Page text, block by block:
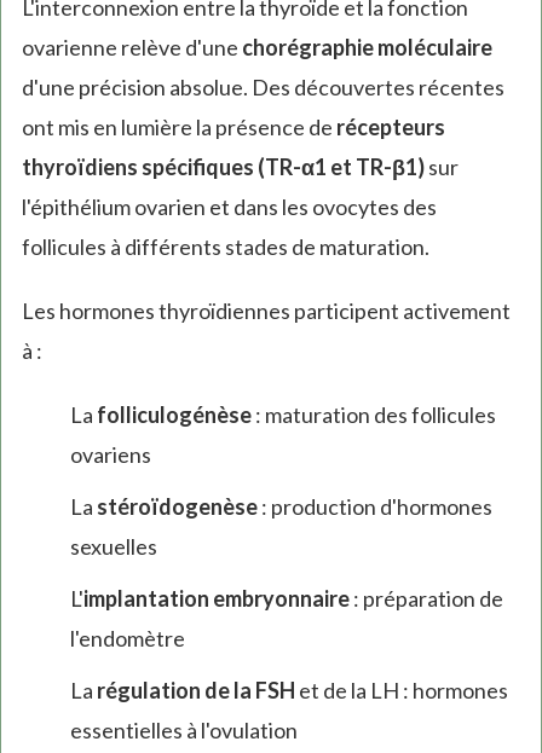
L'interconnexion entre la thyroïde et la fonction
ovarienne relève d'une chorégraphie moléculaire
d'une précision absolue. Des découvertes récentes
ont mis en lumière la présence de récepteurs
thyroïdiens spécifiques (TR-α1 et TR-β1)sur
l'épithélium ovarien et dans les ovocytes des
follicules à différents stades de maturation.
Les hormones thyroïdiennes participent activement
à :
La folliculogénèse: maturation des follicules
ovariens
La stéroïdogenèse: production d'hormones
sexuelles
L'implantation embryonnaire: préparation de
l'endomètre
La régulation de la FSH et de la LH : hormones
essentielles à l'ovulation